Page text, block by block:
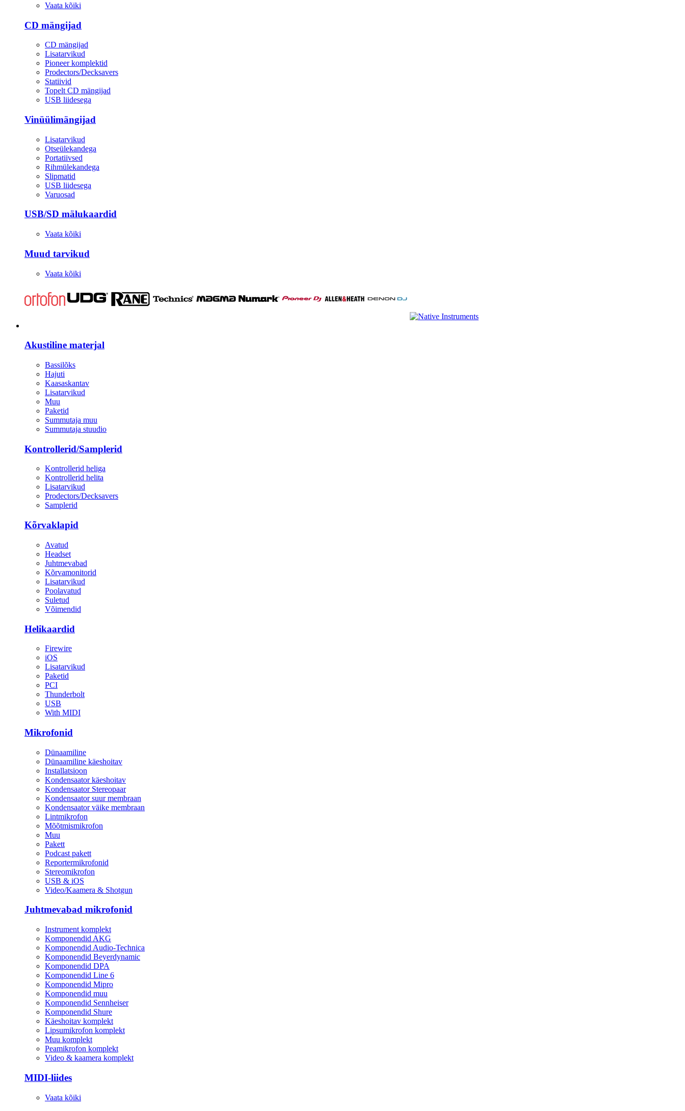
Vaata kõiki
CD mängijad
CD mängijad
Lisatarvikud
Pioneer komplektid
Prodectors/Decksavers
Statiivid
Topelt CD mängijad
USB liidesega
Vinüülimängijad
Lisatarvikud
Otseülekandega
Portatiivsed
Rihmülekandega
Slipmatid
USB liidesega
Varuosad
USB/SD mälukaardid
Vaata kõiki
Muud tarvikud
Vaata kõiki
Akustiline materjal
Bassilõks
Hajuti
Kaasaskantav
Lisatarvikud
Muu
Paketid
Summutaja muu
Summutaja stuudio
Kontrollerid/Samplerid
Kontrollerid heliga
Kontrollerid helita
Lisatarvikud
Prodectors/Decksavers
Samplerid
Kõrvaklapid
Avatud
Headset
Juhtmevabad
Kõrvamonitorid
Lisatarvikud
Poolavatud
Suletud
Võimendid
Helikaardid
Firewire
iOS
Lisatarvikud
Paketid
PCI
Thunderbolt
USB
With MIDI
Mikrofonid
Dünaamiline
Dünaamiline käeshoitav
Installatsioon
Kondensaator käeshoitav
Kondensaator Stereopaar
Kondensaator suur membraan
Kondensaator väike membraan
Lintmikrofon
Mõõtmismikrofon
Muu
Pakett
Podcast pakett
Reportermikrofonid
Stereomikrofon
USB & iOS
Video/Kaamera & Shotgun
Juhtmevabad mikrofonid
Instrument komplekt
Komponendid AKG
Komponendid Audio-Technica
Komponendid Beyerdynamic
Komponendid DPA
Komponendid Line 6
Komponendid Mipro
Komponendid muu
Komponendid Sennheiser
Komponendid Shure
Käeshoitav komplekt
Lipsumikrofon komplekt
Muu komplekt
Peamikrofon komplekt
Video & kaamera komplekt
MIDI-liides
Vaata kõiki